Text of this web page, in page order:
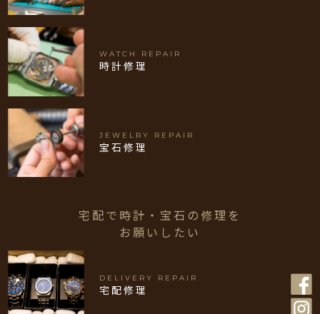
WATCH REPAIR
時計修理
JEWELRY REPAIR
宝石修理
宅配で時計・宝石の修理を
お願いしたい
DELIVERY REPAIR
宅配修理